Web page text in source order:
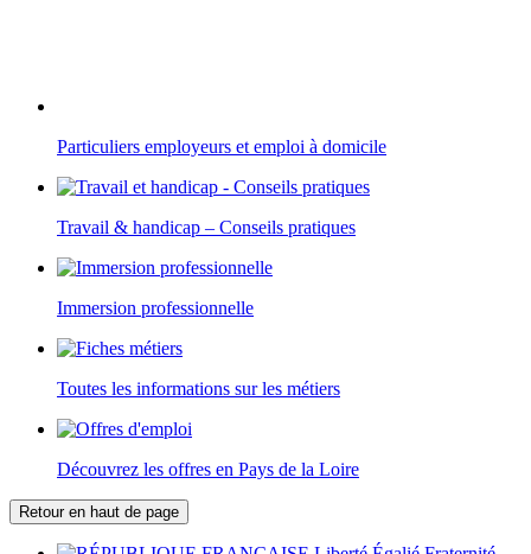
Particuliers employeurs et emploi à domicile
Travail & handicap – Conseils pratiques
Immersion professionnelle
Toutes les informations sur les métiers
Découvrez les offres en Pays de la Loire
Retour en haut de page